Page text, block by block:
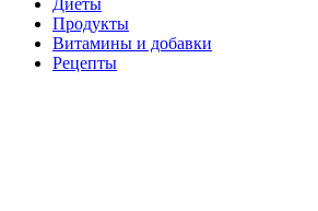
Диеты
Продукты
Витамины и добавки
Рецепты